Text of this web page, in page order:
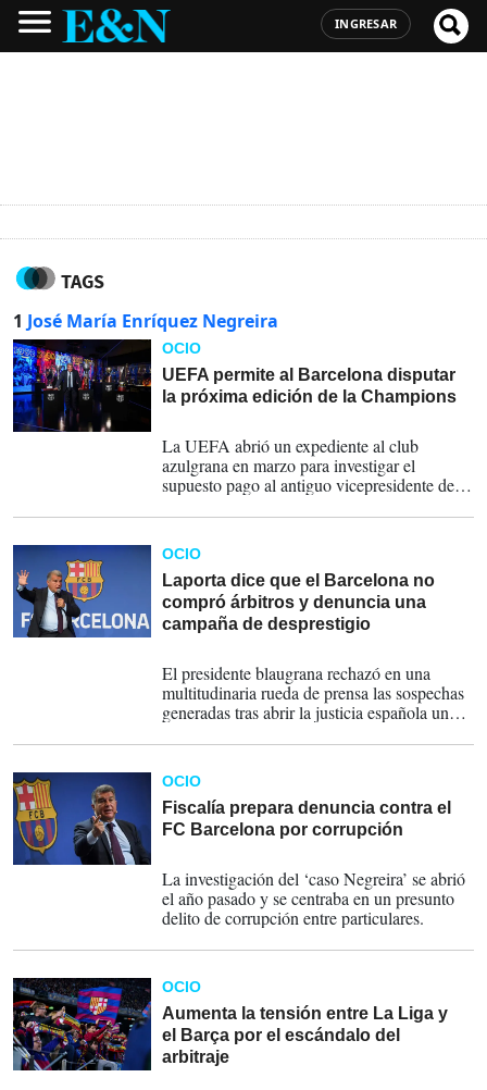
INGRESAR
TAGS
1 José María Enríquez Negreira
OCIO
UEFA permite al Barcelona disputar
la próxima edición de la Champions
La UEFA abrió un expediente al club
azulgrana en marzo para investigar el
supuesto pago al antiguo vicepresidente del
OCIO
Laporta dice que el Barcelona no
compró árbitros y denuncia una
campaña de desprestigio
El presidente blaugrana rechazó en una
multitudinaria rueda de prensa las sospechas
generadas tras abrir la justicia española una
exresponsable arbitral.
OCIO
Fiscalía prepara denuncia contra el
FC Barcelona por corrupción
La investigación del ‘caso Negreira’ se abrió
el año pasado y se centraba en un presunto
delito de corrupción entre particulares.
OCIO
Aumenta la tensión entre La Liga y
el Barça por el escándalo del
arbitraje